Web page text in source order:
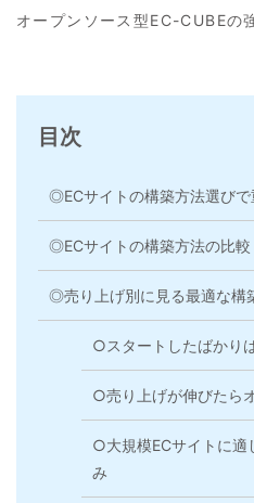
オープンソース型EC-CUBEの
目次
◎ECサイトの構築方法選び
◎ECサイトの構築方法の比較
◎売り上げ別に見る最適な構
○スタートしたばかり
○売り上げが伸びたら
○大規模ECサイトに適
み